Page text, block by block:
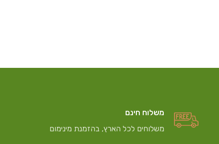
משלוח חינם
משלוחים לכל הארץ, בהזמנת מינימום